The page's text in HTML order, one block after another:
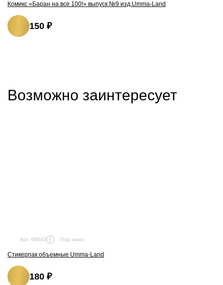
Комикс «Баран на все 100!» выпуск №9 изд.Umma-Land
150 ₽
Возможно заинтересует
Арт. 08643 Под заказ
Стикерпак объемные Umma-Land
180 ₽